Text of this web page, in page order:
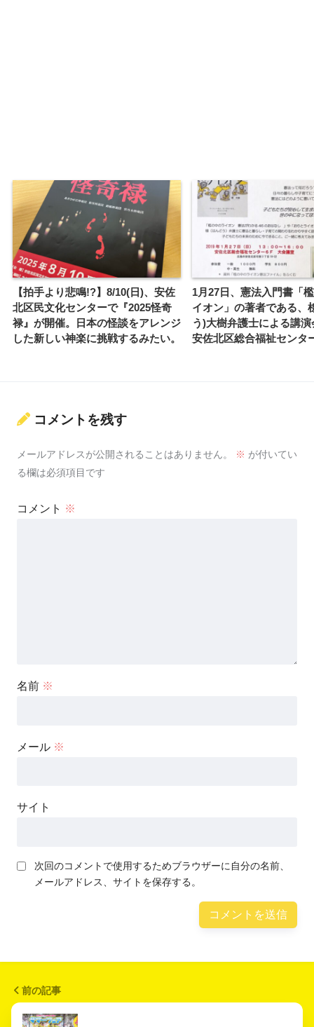
【拍手より悲鳴!?】8/10(日)、安佐
北区民文化センターで『2025怪奇
禄』が開催。日本の怪談をアレンジ
した新しい神楽に挑戦するみたい。
1月27日、憲法入門書「
イオン」の著者である、
う)大樹弁護士による講
安佐北区総合福祉センタ
コメントを残す
メールアドレスが公開されることはありません。 ※ が付いてい
る欄は必須項目です
コメント ※
名前 ※
メール ※
サイト
次回のコメントで使用するためブラウザーに自分の名前、
メールアドレス、サイトを保存する。
前の記事